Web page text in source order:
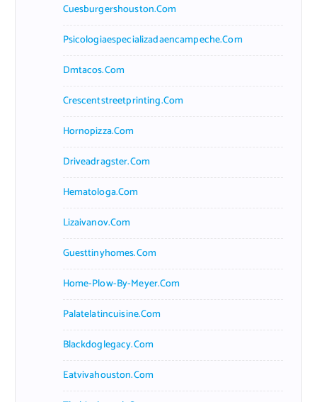
Cuesburgershouston.com
Psicologiaespecializadaencampeche.com
Dmtacos.com
Crescentstreetprinting.com
Hornopizza.com
Driveadragster.com
Hematologa.com
Lizaivanov.com
Guesttinyhomes.com
Home-Plow-By-Meyer.com
Palatelatincuisine.com
Blackdoglegacy.com
Eatvivahouston.com